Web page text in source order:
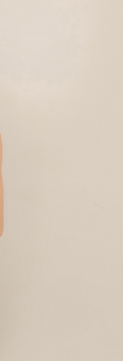
惡意使用之情形，
取法律行動。